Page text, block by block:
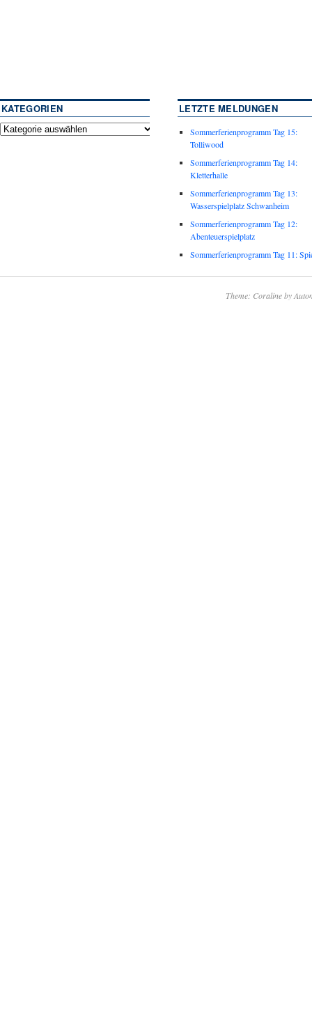
KATEGORIEN LETZTE MELDUNGEN
Sommerferienprogramm Tag 15:
Tolliwood
Sommerferienprogramm Tag 14:
Kletterhalle
Sommerferienprogramm Tag 13:
Wasserspielplatz Schwanheim
Sommerferienprogramm Tag 12:
Abenteuerspielplatz
Sommerferienprogramm Tag 11:
Theme: Coraline by